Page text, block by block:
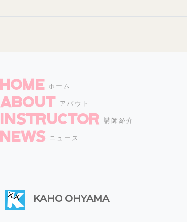
HOME ホーム
ABOUT アバウト
INSTRUCTOR 講師紹介
NEWS ニュース
KAHO OHYAMA